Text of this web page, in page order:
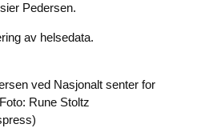
Pedersen.
av helsedata.
ved Nasjonalt senter for
Rune Stoltz